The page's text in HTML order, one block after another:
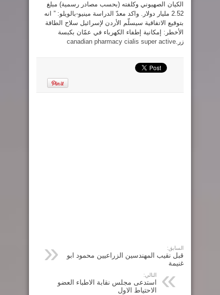
الكيان الصهيوني وكلفته (بحسب مصادر رسمية) مبلغ
2.52 مليار دولار. واكد معدّ الدراسة مينيو-بالويلو: ” انه
بتوقيع الاتفاقية سيسلّم الأردن لإسرائيل سلاح الطاقة
الأخطر: إمكانية إطفاء الكهرباء في عمّان بكبسة
زر.canadian pharmacy cialis super active
السابق:
قبل نقيب المهندسين الزراعيين محمود ابو
غنيمة
التالي:
استدعى مجلس نقابة الاطباء العضو
الاحتياط الاول